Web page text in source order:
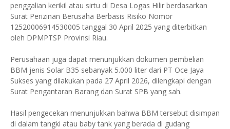
penggalian kerikil atau sirtu di Desa Logas Hilir berdasarkan
Surat Perizinan Berusaha Berbasis Risiko Nomor
12520006914530005 tanggal 30 April 2025 yang diterbitkan
oleh DPMPTSP Provinsi Riau.
Perusahaan juga dapat menunjukkan dokumen pembelian
BBM jenis Solar B35 sebanyak 5.000 liter dari PT Oce Jaya
Sukses yang dilakukan pada 27 April 2026, dilengkapi dengan
Surat Pengantaran Barang dan Surat SPB yang sah.
Hasil pengecekan menunjukkan bahwa BBM tersebut disimpan
di dalam tangki atau baby tank yang berada di gudang